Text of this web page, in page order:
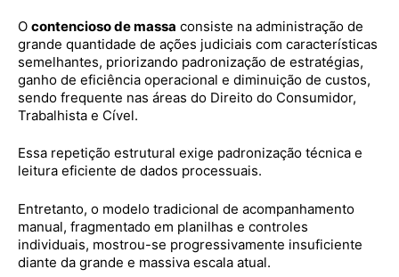
O contencioso de massa consiste na administração de
grande quantidade de ações judiciais com características
semelhantes, priorizando padronização de estratégias,
ganho de eficiência operacional e diminuição de custos,
sendo frequente nas áreas do Direito do Consumidor,
Trabalhista e Cível.
Essa repetição estrutural exige padronização técnica e
leitura eficiente de dados processuais.
Entretanto, o modelo tradicional de acompanhamento
manual, fragmentado em planilhas e controles
individuais, mostrou-se progressivamente insuficiente
diante da grande e massiva escala atual.